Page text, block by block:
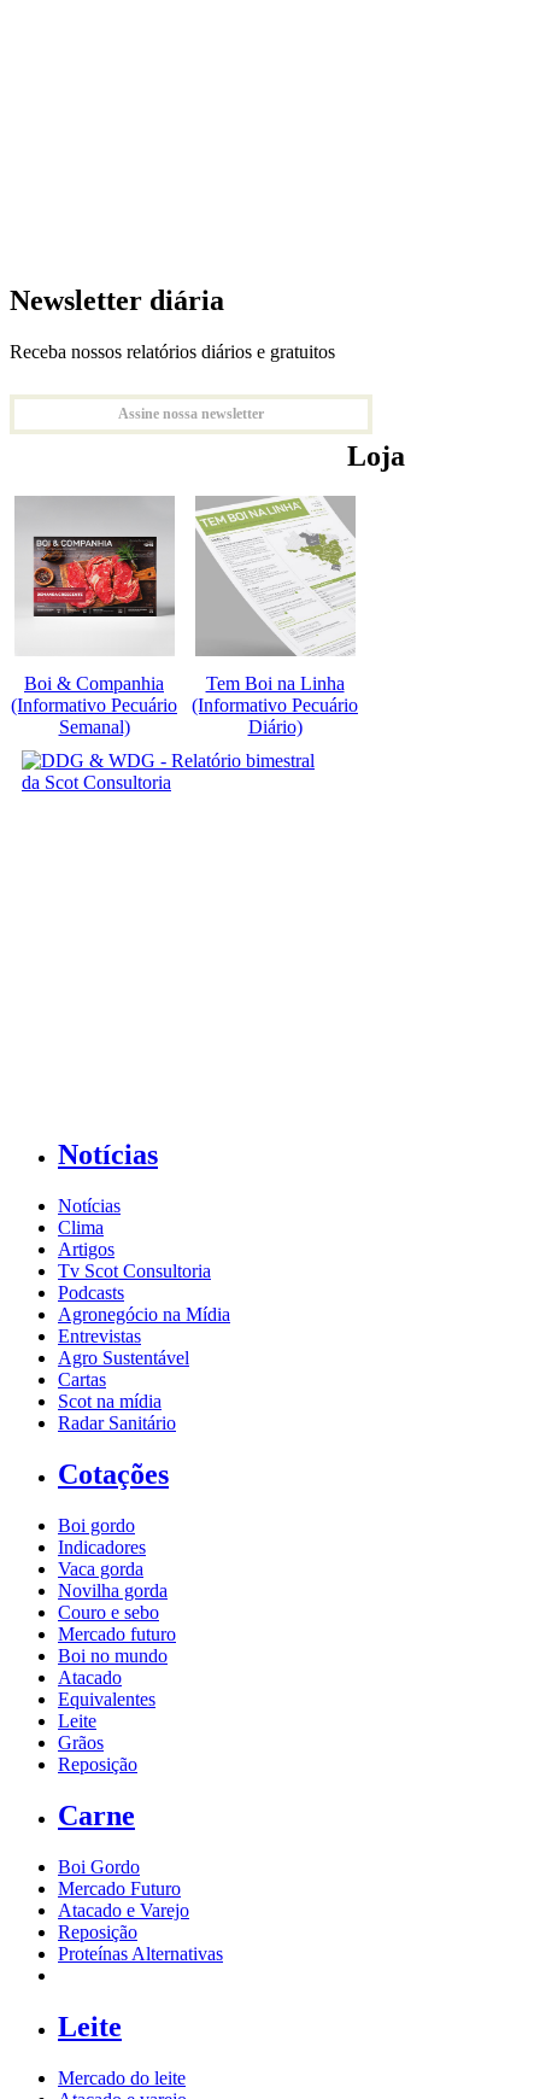
Newsletter diária
Receba nossos relatórios diários e gratuitos
Assine nossa newsletter
Loja
Boi & Companhia
(Informativo Pecuário
Semanal)
Tem Boi na Linha
(Informativo Pecuário
Diário)
Notícias
Notícias
Clima
Artigos
Tv Scot Consultoria
Podcasts
Agronegócio na Mídia
Entrevistas
Agro Sustentável
Cartas
Scot na mídia
Radar Sanitário
Cotações
Boi gordo
Indicadores
Vaca gorda
Novilha gorda
Couro e sebo
Mercado futuro
Boi no mundo
Atacado
Equivalentes
Leite
Grãos
Reposição
Carne
Boi Gordo
Mercado Futuro
Atacado e Varejo
Reposição
Proteínas Alternativas
Leite
Mercado do leite